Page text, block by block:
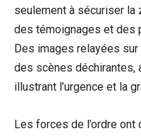
seulement à sécuriser la
des témoignages et des
Des images relayées
des scènes déchirantes,
illustrant l’urgence et la
Les forces de l’ordre